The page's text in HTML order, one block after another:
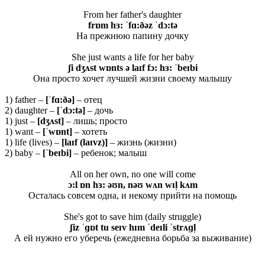
From her father's daughter
frɒm hɜ: ˈfɑ:ðəz ˈdɔ:tə
На прежнюю папину дочку
She just wants a life for her baby
ʃi dʒʌst wɒnts ə laɪf fɔ: hɜ: ˈbeɪbi
Она просто хочет лучшей жизни своему малышу
1) father – [ˈfɑ:ðə] – отец
2) daughter – [ˈdɔ:tə] – дочь
1) just – [dʒʌst] – лишь; просто
1) want – [ˈwɒnt] – хотеть
1) life (lives) – [laɪf (laɪvz)] – жизнь (жизни)
2) baby – [ˈbeɪbi] – ребенок; малыш
All on her own, no one will come
ɔ:l ɒn hɜ: əʊn, nəʊ wʌn wɪl̩ kʌm
Осталась совсем одна, и некому прийти на помощь
She's got to save him (daily struggle)
ʃiz ˈɡɒt tu seɪv hɪm ˈdeɪli ˈstrʌɡl̩
А ей нужно его уберечь (ежедневна борьба за выживание)